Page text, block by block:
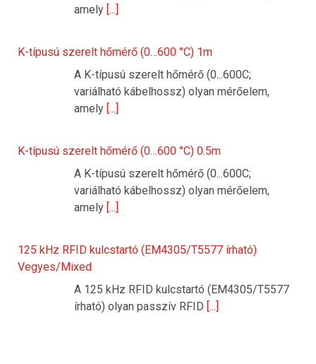
amely [...]
K-típusú szerelt hőmérő (0…600 °C) 1m
A K-típusú szerelt hőmérő (0...600C;
variálható kábelhossz) olyan mérőelem,
amely [...]
K-típusú szerelt hőmérő (0…600 °C) 0.5m
A K-típusú szerelt hőmérő (0...600C;
variálható kábelhossz) olyan mérőelem,
amely [...]
125 kHz RFID kulcstartó (EM4305/T5577 írható)
Vegyes/Mixed
A 125 kHz RFID kulcstartó (EM4305/T5577
írható) olyan passzív RFID [...]